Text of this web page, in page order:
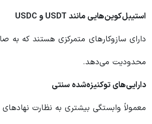
استیبل‌کوین‌هایی مانند
و
دارای سازوکارهای متمرکزی هستند که به
محدودیت می‌دهد.
دارایی‌های توکنیزه‌شده سنتی
معمولاً وابستگی بیشتری به نظارت نهادهای